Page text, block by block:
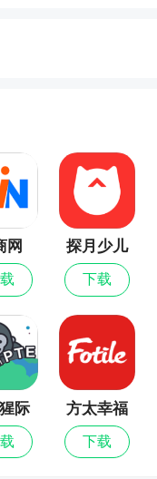
你只许疼我一个
效拍摄创意碰撞
快捷，更符合你
拍Action app，他
有了这款软件就
而且只需要通过
频，不管是视频
加在视频里面，
网
探月少儿
编程
下载
际
方太幸福
家最新版
下载